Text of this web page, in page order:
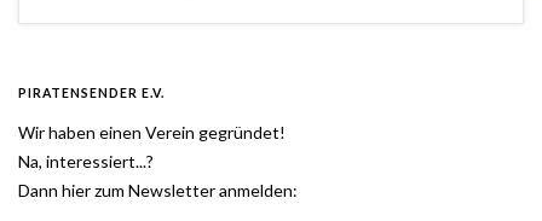
PIRATENSENDER E.V.
Wir haben einen Verein gegründet!
Na, interessiert...?
Dann hier zum Newsletter anmelden: